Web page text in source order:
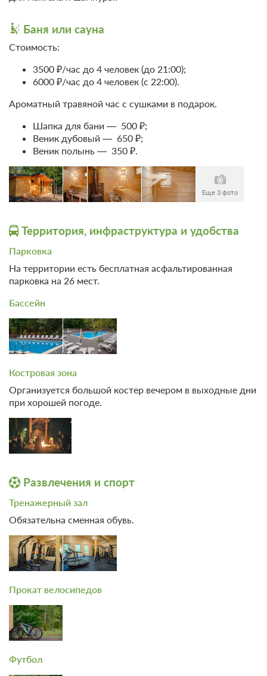
Моментальное подтверждение
В стоимость входит:
Стандартный, Включен завтрак
оплата не возвращается с 20 августа 2026 00:00
Требуется внесение 100% предоплаты на условиях 10%
сейчас и 90% до 17.08.2026, 15:00
1 гость
В стоимость входит:
Бесплатная отмена до 19 августа 2026 23:59; При отмене
оплата не возвращается с 20 августа 2026 00:00
Требуется внесение 100% предоплаты на условиях 10%
20 000
Еще 1 тариф
Баня или сауна
Стоимость:
3500 ₽/час до 4 человек (до 21:00);
6000 ₽/час до 4 человек (с 22:00).
Ароматный травяной час с сушками в подарок.
Шапка для бани — 500 ₽;
Веник дубовый — 650 ₽;
Веник полынь — 350 ₽.
Еще 3 фото
Территория, инфраструктура и удобства
Парковка
На территории есть бесплатная асфальтированная
парковка на 26 мест.
Бассейн
Костровая зона
Организуется большой костер вечером в выходные дни
при хорошей погоде.
Развлечения и спорт
Тренажерный зал
Обязательна сменная обувь.
Прокат велосипедов
Футбол